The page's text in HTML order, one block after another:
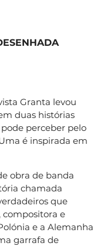
Granta levou
duas histórias
perceber pelo
é inspirada em
obra de banda
chamada
que
e
e a Alemanha
garrafa de